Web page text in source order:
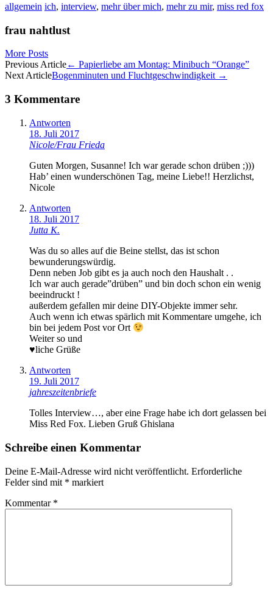
allgemein ich, interview, mehr über mich, mehr zu mir, miss red fox
frau nahtlust
More Posts
Artikel-
Navigation
Previous Article← Papierliebe am Montag: Minibuch “Orange”
Next ArticleBogenminuten und Fluchtgeschwindigkeit →
3 Kommentare
Antworten
18. Juli 2017
Nicole/Frau Frieda
Guten Morgen, Susanne! Ich war gerade schon drüben ;)))
Hab’ einen wunderschönen Tag, meine Liebe!! Herzlichst,
Nicole
Antworten
18. Juli 2017
Jutta K.
Was du so alles auf die Beine stellst, das ist schon
bewunderungswürdig.
Denn neben Job gibt es ja auch noch den Haushalt . .
Ich war auch gerade”drüben” und bin doch schon ein wenig
beeindruckt !
außerdem gefallen mir deine DIY-Objekte immer sehr.
Auch wenn ich etwas spärlich mit Kommentare umgehe, ich
bin bei jedem Post vor Ort
Weiter so und
♥liche Grüße
Antworten
19. Juli 2017
jahreszeitenbriefe
Tolles Interview…, aber eine Frage habe ich dort gelassen bei
Miss Red Fox. Lieben Gruß Ghislana
Schreibe einen Kommentar
Deine E-Mail-Adresse wird nicht veröffentlicht. Erforderliche
Felder sind mit * markiert
Kommentar *